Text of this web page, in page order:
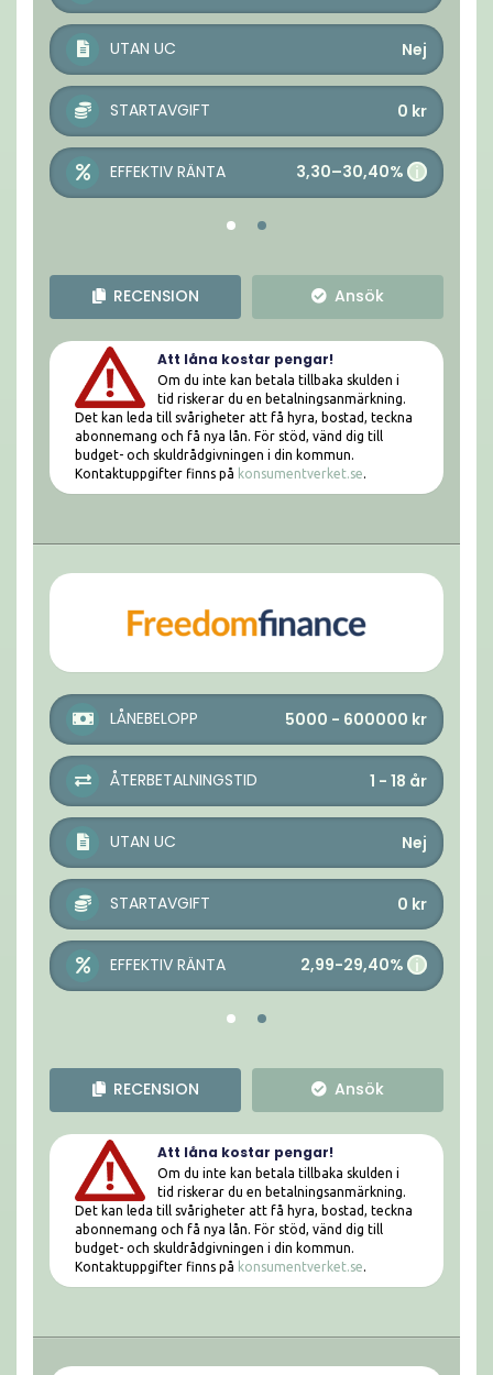
UTAN UC Nej
STARTAVGIFT 0 kr
EFFEKTIV RÄNTA 3,30–30,40% i
RECENSION Ansök
Att låna kostar pengar!
Om du inte kan betala tillbaka skulden i
tid riskerar du en betalningsanmärkning.
Det kan leda till svårigheter att få hyra, bostad, teckna
abonnemang och få nya lån. För stöd, vänd dig till
budget- och skuldrådgivningen i din kommun.
Kontaktuppgifter finns på konsumentverket.se.
LÅNEBELOPP 5000 - 600000 kr
ÅTERBETALNINGSTID 1 - 18 år
UTAN UC Nej
STARTAVGIFT 0 kr
EFFEKTIV RÄNTA 2,99-29,40% i
RECENSION Ansök
Att låna kostar pengar!
Om du inte kan betala tillbaka skulden i
tid riskerar du en betalningsanmärkning.
Det kan leda till svårigheter att få hyra, bostad, teckna
abonnemang och få nya lån. För stöd, vänd dig till
budget- och skuldrådgivningen i din kommun.
Kontaktuppgifter finns på konsumentverket.se.